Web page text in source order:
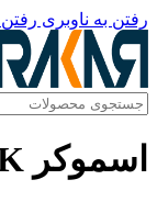
رفتن به ناوبری
اسموکر 4COOK